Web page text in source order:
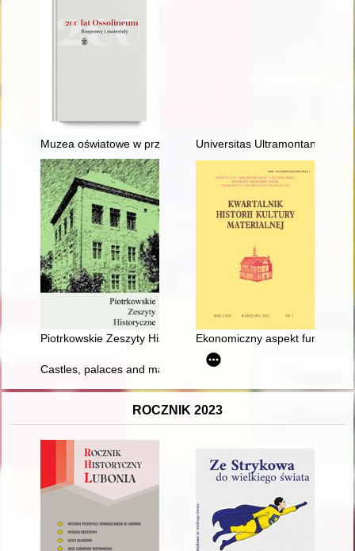
Muzea oświatowe w przestrzeni bibliotecznej : rekonesans
Universitas Ultramontanorum :
Piotrkowskie Zeszyty Historyczne. T. 23, z. 1 (2022)
Ekonomiczny aspekt
Castles, palaces and manors of the Parsęta basin : over the
ROCZNIK 2023